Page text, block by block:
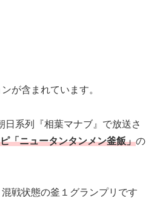
が含まれています。
日系列『相葉マナブ』で放送さ
「ニュータンタンメン釜飯」の
戦状態の釜１グランプリです